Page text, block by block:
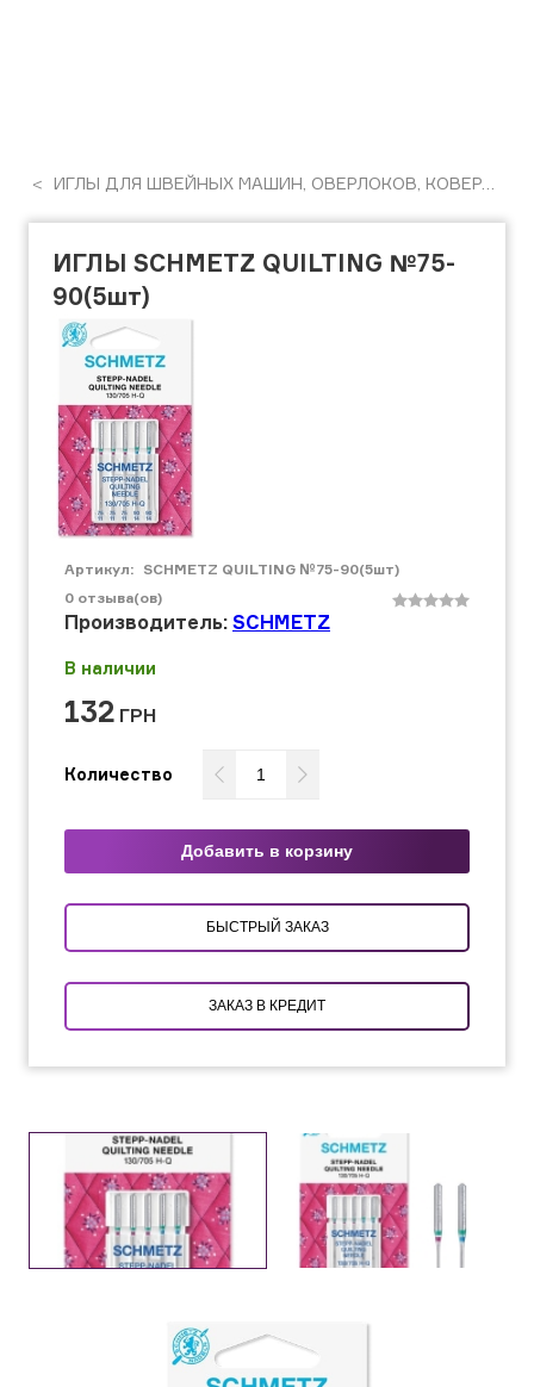
ИГЛЫ ДЛЯ ШВЕЙНЫХ МАШИН, ОВЕРЛОКОВ, КОВЕРЛОКОВ, ПЛОСКОШОВНІХ МАШИН
ИГЛЫ SCHMETZ QUILTING №75-
90(5шт)
Артикул: SCHMETZ QUILTING №75-90(5шт)
0 отзыва(ов)
Производитель: SCHMETZ
В наличии
132 ГРН
Количество
Добавить в корзину
БЫСТРЫЙ ЗАКАЗ
ЗАКАЗ В КРЕДИТ